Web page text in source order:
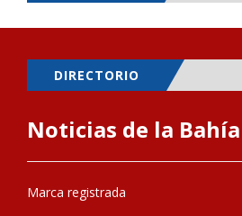
DIRECTORIO
Noticias de la Bahía
Marca registrada